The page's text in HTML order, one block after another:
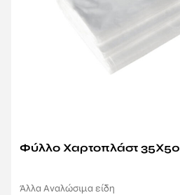
Φύλλο Χαρτοπλάστ 35X50
Άλλα Αναλώσιμα είδη